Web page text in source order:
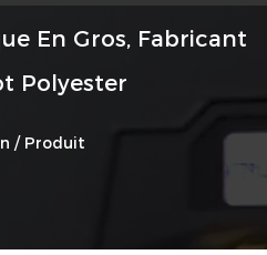
En Gros, Fabricant
Polyester
/ Produit